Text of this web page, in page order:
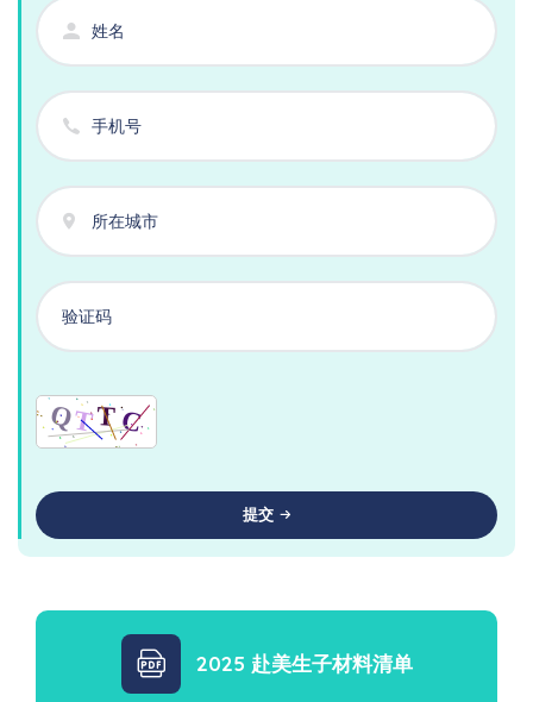
提交
2025 赴美生子材料清单